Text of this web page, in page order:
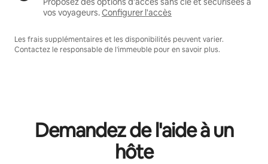
vos voyageurs.Configurer l'accès
Les frais supplémentaires et les disponibilités peuvent varier.
Contactez le responsable de l'immeuble pour en savoir plus.
Demandez de l'aide à un
hôte